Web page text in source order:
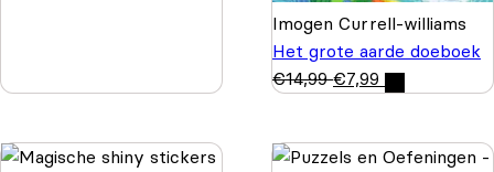
Imogen Currell-williams
Het grote aarde doeboek
€14,99 €7,99